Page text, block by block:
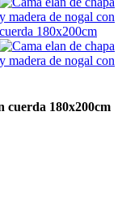
cuerda 180x200cm